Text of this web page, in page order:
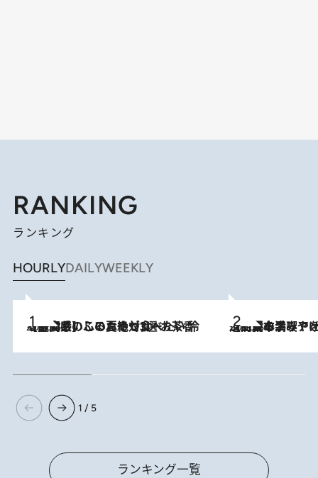
RANKING
ランキング
HOURLYDAILYWEEKLY
2026.8.5
【静岡県】この夏絶対食べたい 冷やしておいしいおやつ3選 お茶香る生食感のふるふるゼリー 2026.8.5
【西日本エリアを総まとめ】 47都道府県の手みやげ ひんやりスイーツで夏を満喫
1 / 5
ランキング一覧